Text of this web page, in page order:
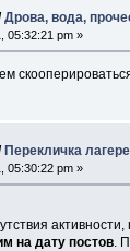
Дрова, вода,
05:32:21 pm »
Перекличка
05:30:22 pm »
на дату постов .